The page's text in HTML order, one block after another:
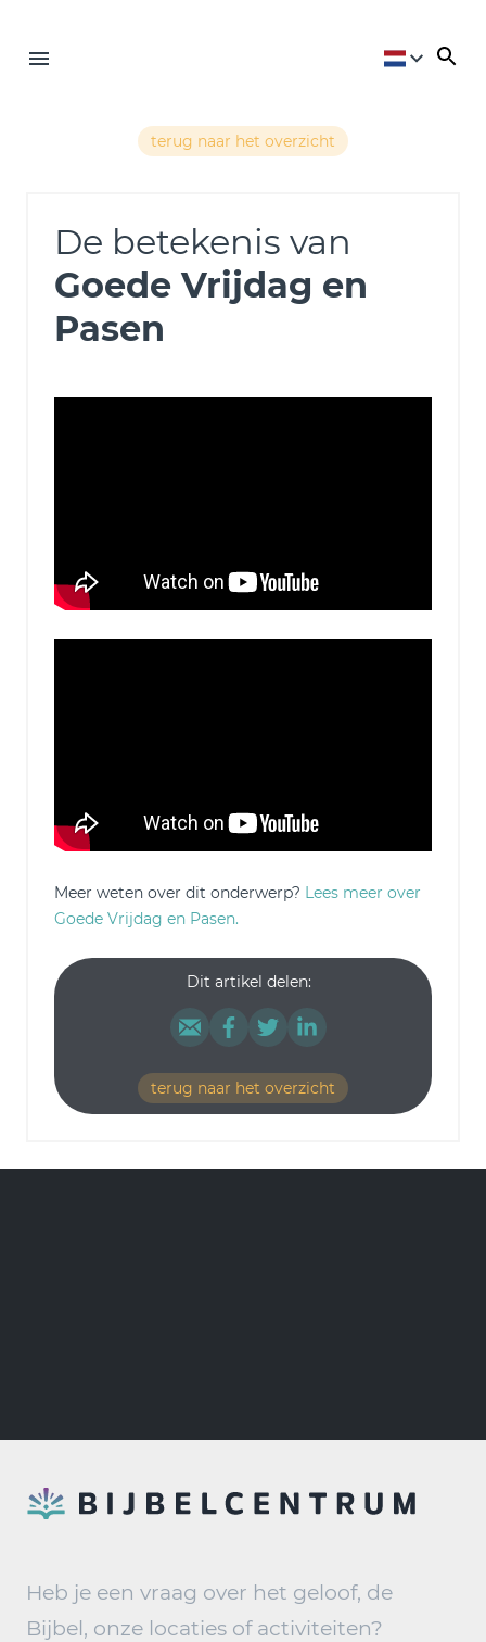
terug naar het overzicht
De betekenis van
Goede Vrijdag en
Pasen
Meer weten over dit onderwerp? Lees meer over
Goede Vrijdag en Pasen.
Dit artikel delen:
terug naar het overzicht
Heb je een vraag over het geloof, de
Bijbel, onze locaties of activiteiten?